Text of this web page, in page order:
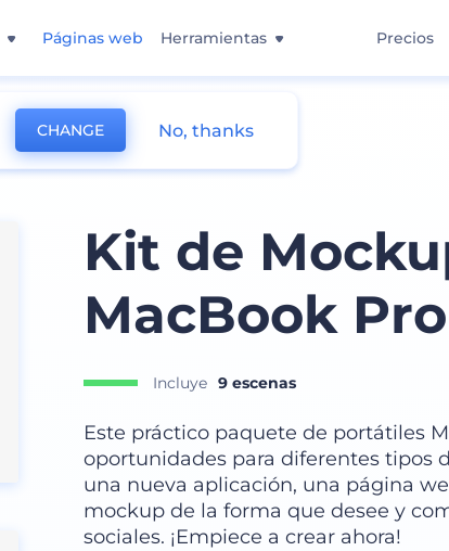
Páginas web Herramientas Precios
Kit de
MacBook Pro
Incluye 9 escenas
Este práctico paquete de portátiles
oportunidades para diferentes tipos
una nueva aplicación, una página
mockup de la forma que desee y
sociales. ¡Empiece a crear ahora!
CHANGE No, thanks